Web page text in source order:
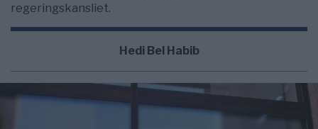
regeringskansliet.
Hedi Bel Habib